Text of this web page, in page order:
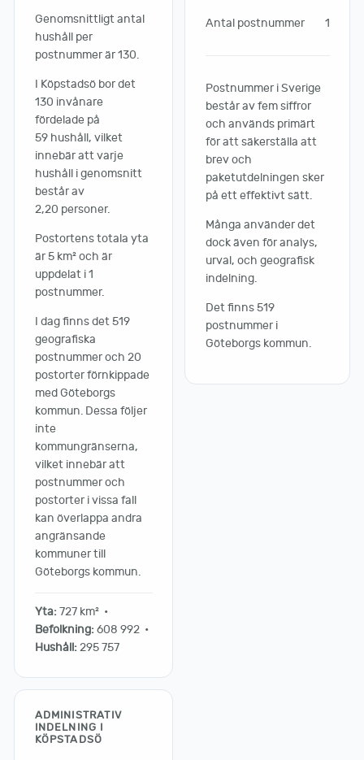
Genomsnittligt antal
hushåll per
postnummer är 130.
I Köpstadsö bor det
130 invånare
fördelade på
59 hushåll, vilket
innebär att varje
hushåll i genomsnitt
består av
2,20 personer.
Postortens totala yta
är 5 km² och är
uppdelat i 1
postnummer.
I dag finns det 519
geografiska
postnummer och 20
postorter förnkippade
med Göteborgs
kommun. Dessa följer
inte
kommungränserna,
vilket innebär att
postnummer och
postorter i vissa fall
kan överlappa andra
angränsande
kommuner till
Göteborgs kommun.
Yta:727 km² •
Befolkning:608 992 •
Hushåll:295 757
ADMINISTRATIV
INDELNING I
KÖPSTADSÖ
Antal postnummer 1
Postnummer i Sverige
består av fem siffror
och används primärt
för att säkerställa att
brev och
paketutdelningen sker
på ett effektivt sätt.
Många använder det
dock även för analys,
urval, och geografisk
indelning.
Det finns 519
postnummer i
Göteborgs kommun.